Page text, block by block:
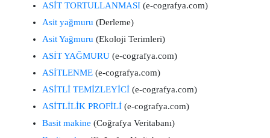
ASİT TORTULLANMASI (e-cografya.com)
Asit yağmuru (Derleme)
Asit Yağmuru (Ekoloji Terimleri)
ASİT YAĞMURU (e-cografya.com)
ASİTLENME (e-cografya.com)
ASİTLİ TEMİZLEYİCİ (e-cografya.com)
ASİTLİLİK PROFİLİ (e-cografya.com)
Basit makine (Coğrafya Veritabanı)